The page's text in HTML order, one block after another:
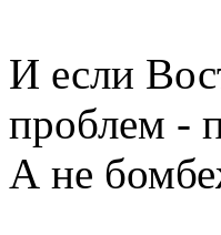
И если
проблем -
А не